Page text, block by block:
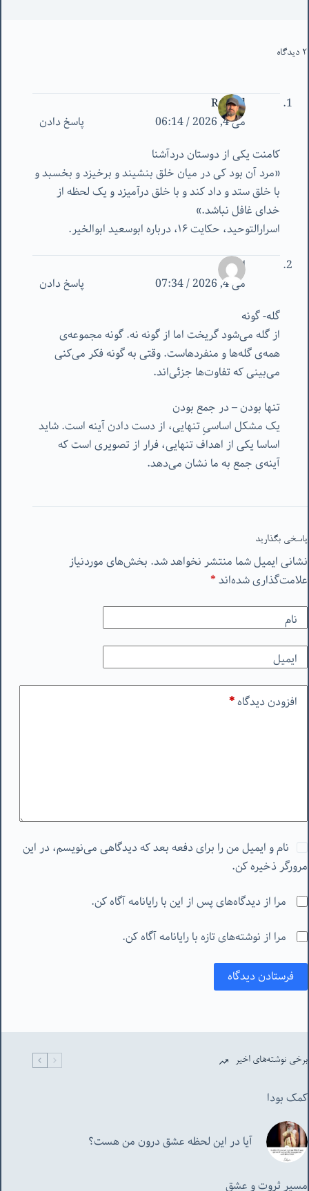
2 دیدگاه
Rasool
می 4, 2026 / 06:14
پاسخ دادن
کامنت یکی از دوستان دردآشنا
«مرد آن بود کی در میان خلق بنشیند و برخیزد و بخسبد و
با خلق ستد و داد کند و با خلق درآمیزد و یک لحظه از
خدای غافل نباشد.»
اسرارالتوحید، حکایت ۱۶، درباره ابوسعید ابوالخیر.
احمد
می 4, 2026 / 07:34
پاسخ دادن
گله- گونه
از گله می‌شود گریخت اما از گونه نه. گونه مجموعه‌ی
همه‌ی گله‌ها و منفردهاست. وقتی به گونه فکر می‌کنی
می‌بینی که تفاوت‌ها جزئی‌اند.
تنها بودن – در جمع بودن
یک مشکل اساسیِ تنهایی، از دست دادن آینه است. شاید
اساسا یکی از اهداف تنهایی، فرار از تصویری است که
آینه‌ی جمع به ما نشان می‌دهد.
پاسخی بگذارید
نشانی ایمیل شما منتشر نخواهد شد. بخش‌های موردنیاز
علامت‌گذاری شده‌اند*
نام
ایمیل
افزودن دیدگاه*
نام و ایمیل من را برای دفعه بعد که دیدگاهی می‌نویسم، در این
مرورگر ذخیره کن.
مرا از دیدگاه‌های پس از این با رایانامه آگاه کن.
مرا از نوشته‌های تازه با رایانامه آگاه کن.
فرستادن دیدگاه
برخی نوشته‌های اخیر
کمک بودا
آیا در این لحظه عشق درون من هست؟
مسیر ثروت و عشق